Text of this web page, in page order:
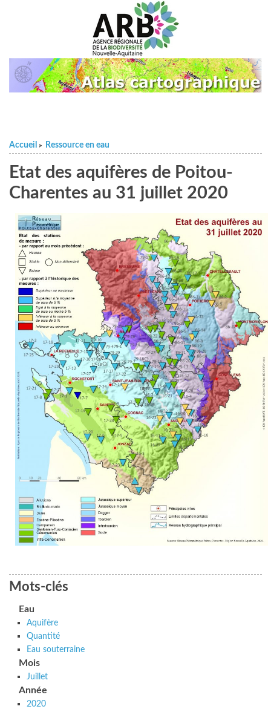
Accueil > Ressource en eau
Etat des aquifères de Poitou-
Charentes au 31 juillet 2020
Mots-clés
Eau
Aquifère
Quantité
Eau souterraine
Mois
Juillet
Année
2020